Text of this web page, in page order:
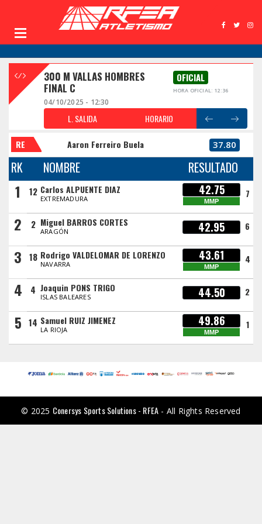
300 M VALLAS HOMBRES
FINAL C
OFICIAL
HORA OFICIAL: 12:36
04/10/2025 - 12:30
L. SALIDA HORARIO
RE Aaron Ferreiro Buela 37.80
RK NOMBRE RESULTADO
1 12 Carlos ALPUENTE DIAZ
EXTREMADURA
42.75
MMP
7
2 2 Miguel BARROS CORTES
ARAGÓN 42.95 6
3 18 Rodrigo VALDELOMAR DE LORENZO
NAVARRA
43.61
MMP
4
4 4 Joaquin PONS TRIGO
ISLAS BALEARES 44.50 2
5 14 Samuel RUIZ JIMENEZ
LA RIOJA
49.86
MMP
1
© 2025 Conersys Sports Solutions - RFEA - All Rights Reserved